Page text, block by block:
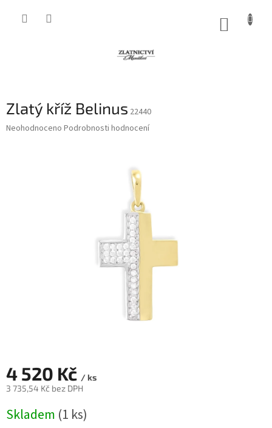
Zlatý kříž Belinus 22440
Průměrné
Neohodnoceno Podrobnosti hodnocení
4 520 Kč / ks
3 735,54 Kč bez DPH
cena:
Skladem (1 ks)